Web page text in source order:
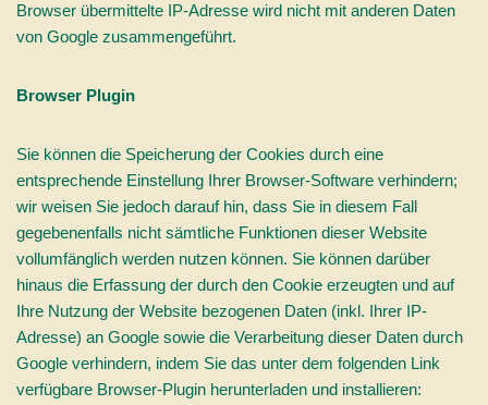
Browser übermittelte IP-Adresse wird nicht mit anderen Daten
von Google zusammengeführt.
Browser Plugin
Sie können die Speicherung der Cookies durch eine
entsprechende Einstellung Ihrer Browser-Software verhindern;
wir weisen Sie jedoch darauf hin, dass Sie in diesem Fall
gegebenenfalls nicht sämtliche Funktionen dieser Website
vollumfänglich werden nutzen können. Sie können darüber
hinaus die Erfassung der durch den Cookie erzeugten und auf
Ihre Nutzung der Website bezogenen Daten (inkl. Ihrer IP-
Adresse) an Google sowie die Verarbeitung dieser Daten durch
Google verhindern, indem Sie das unter dem folgenden Link
verfügbare Browser-Plugin herunterladen und installieren: